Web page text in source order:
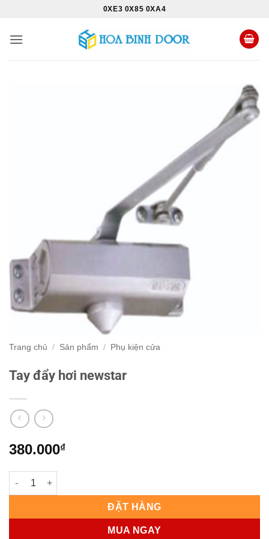
nội
0XE3 0X85 0XA4
Trang chủ / Sản phẩm / Phụ kiện cửa
Tay đẩy hơi newstar
380.000₫
Tay đẩy hơi newstar số lượng
ĐẶT HÀNG
MUA NGAY